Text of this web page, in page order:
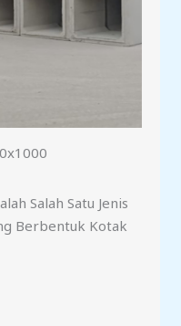
Salah Satu Jenis
Berbentuk Kotak